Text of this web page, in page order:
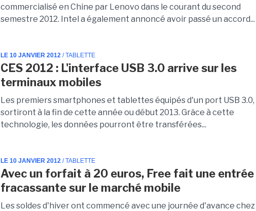
commercialisé en Chine par Lenovo dans le courant du second
semestre 2012. Intel a également annoncé avoir passé un accord...
LE 10 JANVIER 2012 / TABLETTE
CES 2012 : L'interface USB 3.0 arrive sur les
terminaux mobiles
Les premiers smartphones et tablettes équipés d'un port USB 3.0,
sortiront à la fin de cette année ou début 2013. Grâce à cette
technologie, les données pourront être transférées...
LE 10 JANVIER 2012 / TABLETTE
Avec un forfait à 20 euros, Free fait une entrée
fracassante sur le marché mobile
Les soldes d'hiver ont commencé avec une journée d'avance chez